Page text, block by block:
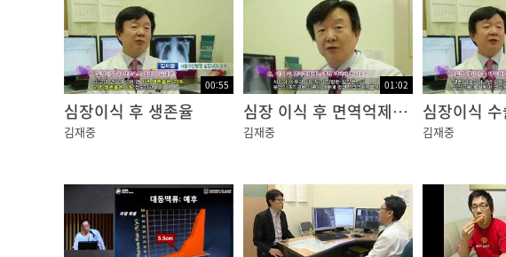
00:55
심장이식 후 생존율
김재중
01:02
심장 이식 후 면역억제제 복용기간
김재중
심장이식
김재중